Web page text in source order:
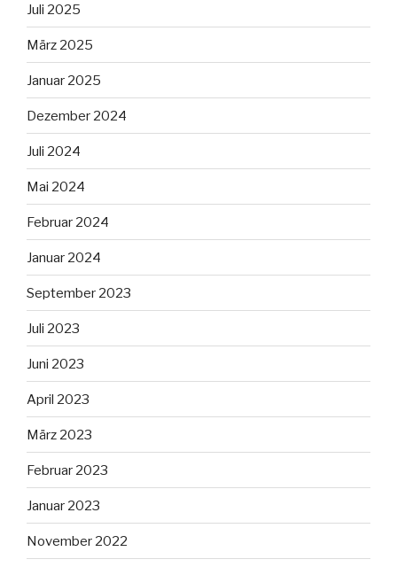
Juli 2025
März 2025
Januar 2025
Dezember 2024
Juli 2024
Mai 2024
Februar 2024
Januar 2024
September 2023
Juli 2023
Juni 2023
April 2023
März 2023
Februar 2023
Januar 2023
November 2022